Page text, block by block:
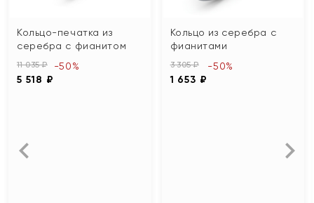
Кольцо-печатка из
серебра с фианитом
11 035 ₽
5 518 ₽
-50%
Кольцо из серебра с
фианитами
3 305 ₽
1 653 ₽
-50%